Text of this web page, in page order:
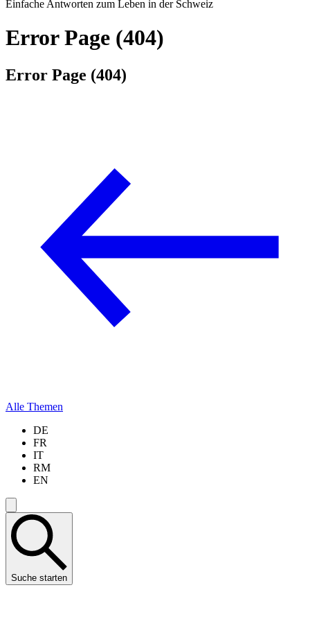
Einfache Antworten zum Leben in der Schweiz
Error Page (404)
Error Page (404)
Alle Themen
DE
FR
IT
RM
EN
Suche starten